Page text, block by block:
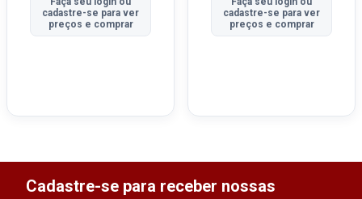
cadastre-se para ver
preços e comprar
cadastre-se para ver
preços e comprar
Cadastre-se para receber nossas